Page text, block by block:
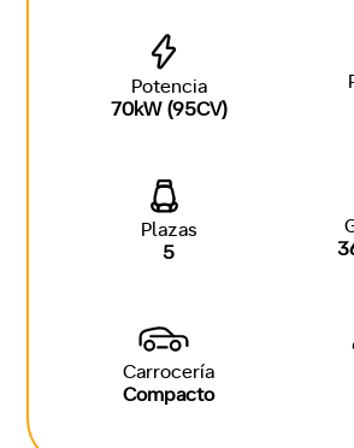
Potencia
70kW (95CV)
Plazas
5
Carrocería
Compacto